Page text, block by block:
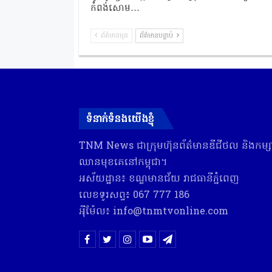
កំពង់សោម…
ព័ត៌មានមុន ព័ត៌មានបន្ទាប់
ទំនាក់ទំនងយើងខ្ញុំ
TNM News ជា​ក្រុមហ៊ុន​ព័ត៌មាន​ឌីជីថល និង​កម្សា
ឈាន​មុខ​គេ​នៅ​កម្ពុជា។
អស័យដ្ឋាន៖ ខណ្ឌមានជ័យ រាជធានីភ្នំពេញ
លេខទូរសព្ទ៖ 067 777 186
អុីម៉ែល៖ info@tnmtvonline.com